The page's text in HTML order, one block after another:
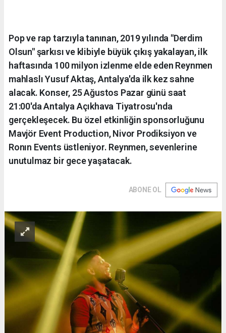
Pop ve rap tarzıyla tanınan, 2019 yılında "Derdim
Olsun" şarkısı ve klibiyle büyük çıkış yakalayan, ilk
haftasında 100 milyon izlenme elde eden Reynmen
mahlaslı Yusuf Aktaş, Antalya'da ilk kez sahne
alacak. Konser, 25 Ağustos Pazar günü saat
21:00'da Antalya Açıkhava Tiyatrosu'nda
gerçekleşecek. Bu özel etkinliğin sponsorluğunu
Mavjör Event Production, Nivor Prodiksiyon ve
Ronın Events üstleniyor. Reynmen, sevenlerine
unutulmaz bir gece yaşatacak.
ABONE OL